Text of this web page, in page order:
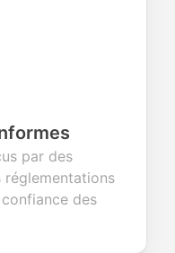
par des
des